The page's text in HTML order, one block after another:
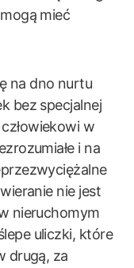
mieć
na dno nurtu
bez specjalnej
w
i na
nie jest
nieruchomym
uliczki, które
drugą, za